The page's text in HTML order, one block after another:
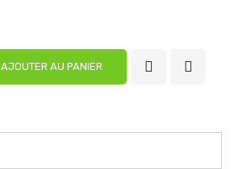
AJOUTER AU PANIER